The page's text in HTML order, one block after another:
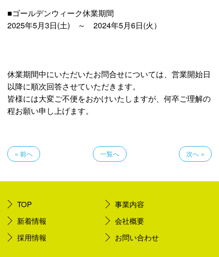
■ゴールデンウィーク休業期間
2025年5月3日(土) ～ 2024年5月6日(火）
休業期間中にいただいたお問合せについては、営業開始日
以降に順次回答させていただきます。
皆様には大変ご不便をおかけいたしますが、何卒ご理解の
程お願い申し上げます。
« 前へ 一覧へ 次へ »
TOP
事業内容
新着情報
会社概要
採用情報
お問い合わせ